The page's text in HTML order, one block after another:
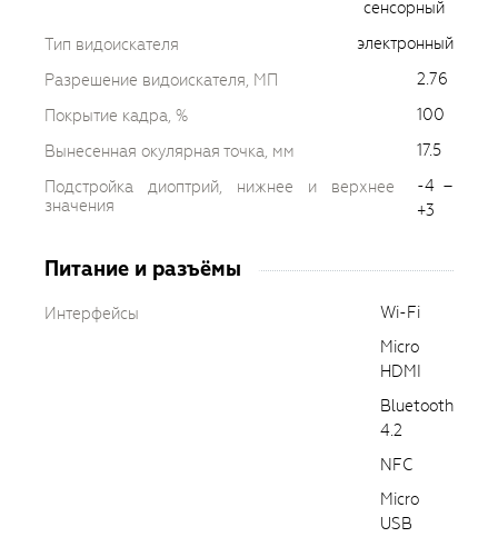
сенсорный
Тип видоискателя
электронный
Разрешение видоискателя, МП
2.76
Покрытие кадра, %
100
Вынесенная окулярная точка, мм
17.5
Подстройка диоптрий, нижнее и верхнее
значения
-4 –
+3
Питание и разъёмы
Интерфейсы
Wi-Fi
Micro
HDMI
Bluetooth
4.2
NFC
Micro
USB